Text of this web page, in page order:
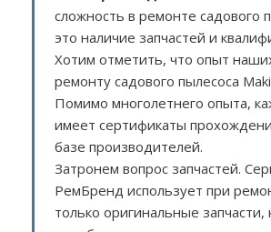
сложность в ремонте садового
это наличие запчастей и
Хотим отметить, что опыт
ремонту садового пылесоса
Помимо многолетнего опыта,
имеет сертификаты
базе производителей.
Затронем вопрос запчастей.
РемБренд использует при
только оригинальные запчасти,